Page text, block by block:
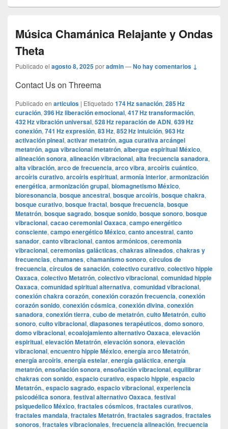
Música Chamánica Relajante y Ondas
Theta
Publicado el agosto 8, 2025poradmin—No hay comentarios ↓
Contact Us on Threema
Publicado en articulos | Etiquetado 174 Hz sanación, 285 Hz
curación, 396 Hz liberación emocional, 417 Hz transformación,
432 Hz vibración universal, 528 Hz reparación de ADN, 639 Hz
conexión, 741 Hz expresión, 83 Hz, 852 Hz intuición, 963 Hz
activación pineal, activar metatrón, agua curativa arcángel
metatrón, agua vibracional metatrón, albergue espiritual México,
alineación sonora, alineación vibracional, alta frecuencia sanadora,
alta vibración, arco de frecuencia, arco vibra, arcoíris cuántico,
arcoíris curativo, arcoíris espiritual, armonía interior, armonización
energética, armonización grupal, biomagnetismo México,
bioresonancia, bosque ancestral, bosque arcoíris, bosque chakra,
bosque curativo, bosque fractal, bosque frecuencia, bosque
Metatrón, bosque sagrado, bosque sonido, bosque sonoro, bosque
vibracional, cacao ceremonial Oaxaca, campo energético
consciente, campo energético México, canto ancestral, canto
sanador, canto vibracional, cantos armónicos, ceremonia
vibracional, ceremonias galácticas, chakras alineados, chakras y
frecuencias, chamanes, chamanismo sonoro, círculos de
frecuencia, círculos de sanación, colectivo curativo, colectivo hippie
Oaxaca, colectivo Metatrón, colectivo vibracional, comunidad hippie
Oaxaca, comunidad spiritual alternativa, comunidad vibracional,
conexión chakra corazón, conexión corazón frecuencia, conexión
corazón sonido, conexión cósmica, conexión divina, conexión
sanadora, conexión tierra, cubo de metatrón, culto Metatrón, culto
sonoro, culto vibracional, diapasones terapéuticos, domo sonoro,
domo vibracional, ecoalojamiento alternativo Oaxaca, elevación
espiritual, elevación Metatrón, elevación sonora, elevación
vibracional, encuentro hippie México, energía arco Metatrón,
energía arcoíris, energía estelar, energía galáctica, energía
metatrón, ensoñación sonora, ensoñación vibracional, equilibrar
chakras con sonido, espacio curativo, espacio hippie, espacio
Metatrón., espacio sagrado, espacio vibracional, experiencia
psicodélica sonora, festival alternativo Oaxaca, festival
psiquedelico México, fractales cósmicos, fractales curativos,
fractales mandala, fractales Metatrón, fractales sagrados, fractales
sonoros, fractales vibracionales, frecuencia alineación, frecuencia